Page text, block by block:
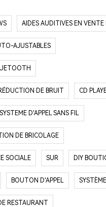
AIDES AUDITIVES EN VENTE
AJUSTABLES
DE BRUIT CD
SYSTEME D'APPEL SANS FIL
DE BRICOLAGE
SOCIALE SUR DIY
BOUTON D'APPEL
RESTAURANT